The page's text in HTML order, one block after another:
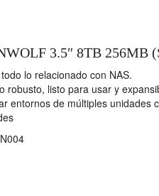
3.5″ 8TB 256MB
lo relacionado con NAS.
robusto, listo para usar y
entornos de múltiples unidades